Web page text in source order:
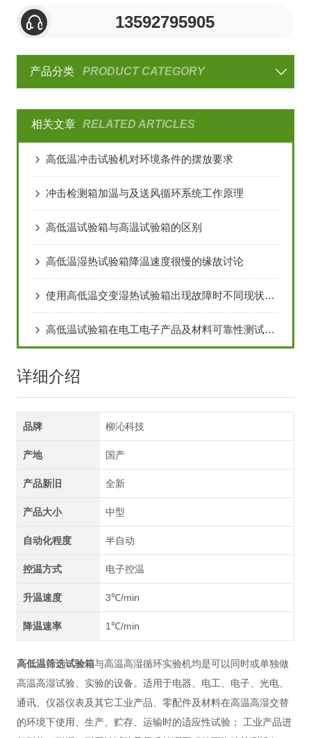
13592795905
产品分类 PRODUCT CATEGORY
相关文章 RELATED ARTICLES
高低温冲击试验机对环境条件的摆放要求
冲击检测箱加温与及送风循环系统工作原理
高低温试验箱与高温试验箱的区别
高低温湿热试验箱降温速度很慢的缘故讨论
使用高低温交变湿热试验箱出现故障时不同现状对应的解决方式
高低温试验箱在电工电子产品及材料可靠性测试中的应用方案
详细介绍
品牌 柳沁科技
产地 国产
产品新旧 全新
产品大小 中型
自动化程度 半自动
控温方式 电子控温
升温速度 3℃/min
降温速率 1℃/min
高低温筛选试验箱与高温高湿循环实验机均是可以同时或单独做
高温高湿试验、实验的设备。适用于电器、电工、电子、光电、
通讯、仪器仪表及其它工业产品、零配件及材料在高温高湿交替
的环境下使用、生产、贮存、运输时的适应性试验；
工业产品进